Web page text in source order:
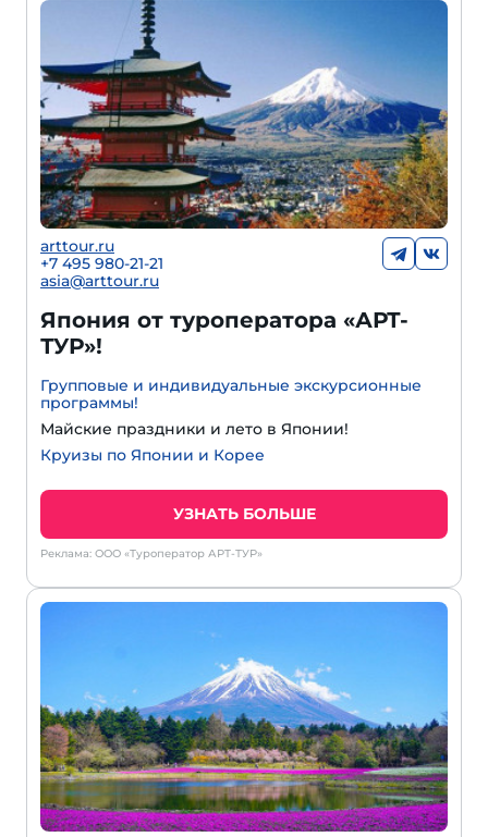
arttour.ru
+7 495 980-21-21
asia@arttour.ru
Япония от туроператора «АРТ-
ТУР»!
Групповые и индивидуальные экскурсионные
программы!
Майские праздники и лето в Японии!
Круизы по Японии и Корее
УЗНАТЬ БОЛЬШЕ
Реклама: ООО «Туроператор АРТ-ТУР»